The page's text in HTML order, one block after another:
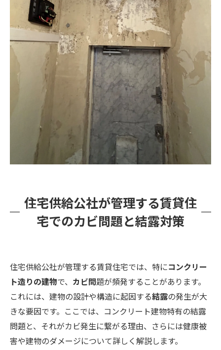
住宅供給公社が管理する賃貸住
宅でのカビ問題と結露対策
住宅供給公社が管理する賃貸住宅では、特にコンクリー
ト造りの建物で、 カビ問題が頻発することがあります。
これには、建物の設計や構造に起因する結露の発生が大
きな要因です。ここでは、コンクリート建物特有の結露
問題と、それがカビ発生に繋がる理由、さらには健康被
害や建物のダメージについて詳しく解説します。